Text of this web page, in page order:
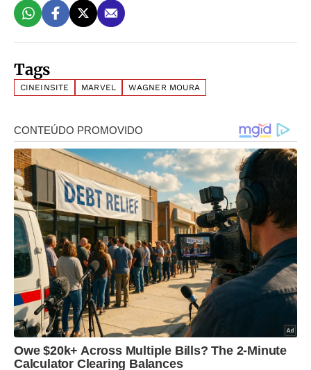
Tags
CINEINSITE MARVEL WAGNER MOURA